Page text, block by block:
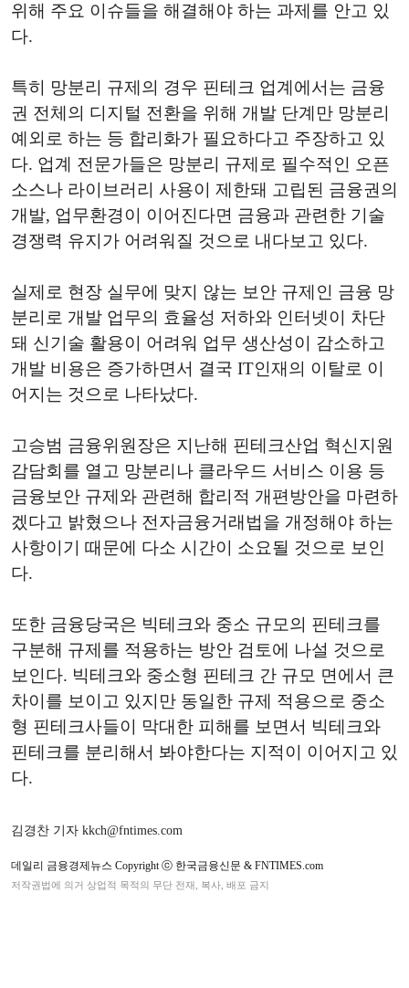
위해 주요 이슈들을 해결해야 하는 과제를 안고 있
다.
특히 망분리 규제의 경우 핀테크 업계에서는 금융
권 전체의 디지털 전환을 위해 개발 단계만 망분리
예외로 하는 등 합리화가 필요하다고 주장하고 있
다. 업계 전문가들은 망분리 규제로 필수적인 오픈
소스나 라이브러리 사용이 제한돼 고립된 금융권의
개발, 업무환경이 이어진다면 금융과 관련한 기술
경쟁력 유지가 어려워질 것으로 내다보고 있다.
실제로 현장 실무에 맞지 않는 보안 규제인 금융 망
분리로 개발 업무의 효율성 저하와 인터넷이 차단
돼 신기술 활용이 어려워 업무 생산성이 감소하고
개발 비용은 증가하면서 결국 IT인재의 이탈로 이
어지는 것으로 나타났다.
고승범 금융위원장은 지난해 핀테크산업 혁신지원
감담회를 열고 망분리나 클라우드 서비스 이용 등
금융보안 규제와 관련해 합리적 개편방안을 마련하
겠다고 밝혔으나 전자금융거래법을 개정해야 하는
사항이기 때문에 다소 시간이 소요될 것으로 보인
다.
또한 금융당국은 빅테크와 중소 규모의 핀테크를
구분해 규제를 적용하는 방안 검토에 나설 것으로
보인다. 빅테크와 중소형 핀테크 간 규모 면에서 큰
차이를 보이고 있지만 동일한 규제 적용으로 중소
형 핀테크사들이 막대한 피해를 보면서 빅테크와
핀테크를 분리해서 봐야한다는 지적이 이어지고 있
다.
김경찬 기자 kkch@fntimes.com
데일리 금융경제뉴스 Copyright ⓒ 한국금융신문 & FNTIMES.com
저작권법에 의거 상업적 목적의 무단 전재, 복사, 배포 금지